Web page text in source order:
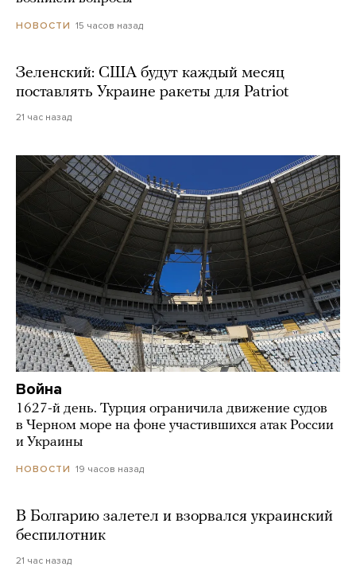
НОВОСТИ 15 часов назад
Зеленский: США будут каждый месяц
поставлять Украине ракеты для Patriot
21 час назад
Война
1627-й день. Турция ограничила движение судов
в Черном море на фоне участившихся атак России
и Украины
НОВОСТИ 19 часов назад
В Болгарию залетел и взорвался украинский
беспилотник
21 час назад